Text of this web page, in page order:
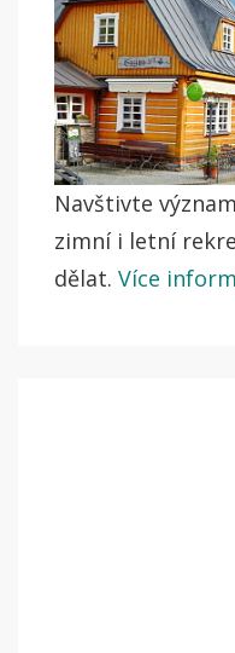
Navštivte
zimní i letní
dělat. Více